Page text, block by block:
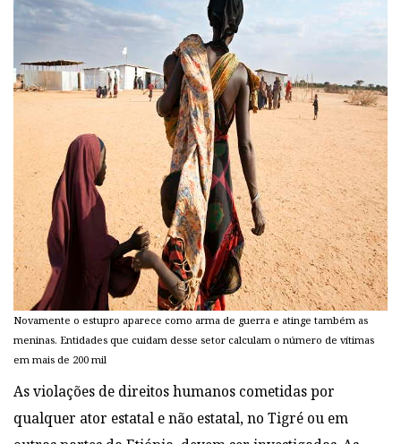
Novamente o estupro aparece como arma de guerra e atinge também as
meninas. Entidades que cuidam desse setor calculam o número de vítimas
em mais de 200 mil
As violações de direitos humanos cometidas por
qualquer ator estatal e não estatal, no Tigré ou em